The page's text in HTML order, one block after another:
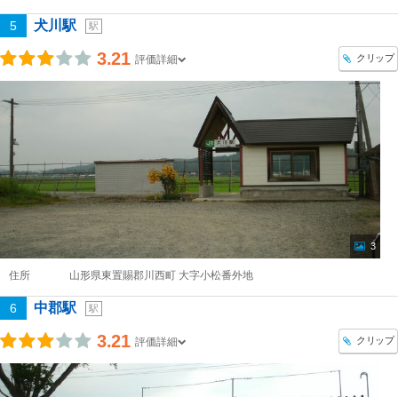
5 犬川駅 駅
3.21 評価詳細 クリップ
3
住所 山形県東置賜郡川西町 大字小松番外地
6 中郡駅 駅
3.21 評価詳細 クリップ